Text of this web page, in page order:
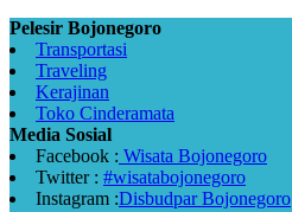
Pelesir Bojonegoro
Transportasi
Traveling
Kerajinan
Toko Cinderamata
Media Sosial
Facebook : Wisata Bojonegoro
Twitter : #wisatabojonegoro
Instagram :Disbudpar Bojonegoro